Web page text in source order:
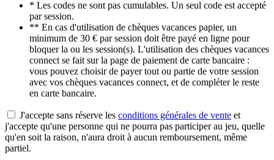
* Les codes ne sont pas cumulables. Un seul code est accepté
par session.
** En cas d'utilisation de chèques vacances papier, un
minimum de 30 € par session doit être payé en ligne pour
bloquer la ou les session(s). L'utilisation des chèques vacances
connect se fait sur la page de paiement de carte bancaire :
vous pouvez choisir de payer tout ou partie de votre session
avec vos chèques vacances connect, et de compléter le reste
en carte bancaire.
J'accepte sans réserve les conditions générales de vente et
j'accepte qu'une personne qui ne pourra pas participer au jeu, quelle
qu'en soit la raison, n'aura droit à aucun remboursement, même
partiel.